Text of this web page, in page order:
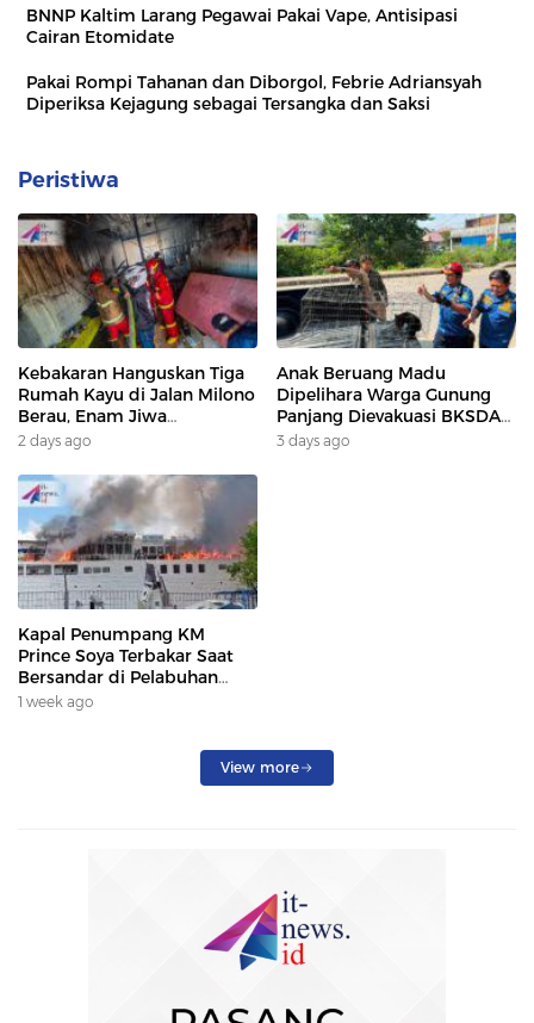
BNNP Kaltim Larang Pegawai Pakai Vape, Antisipasi
Cairan Etomidate
Pakai Rompi Tahanan dan Diborgol, Febrie Adriansyah
Diperiksa Kejagung sebagai Tersangka dan Saksi
Peristiwa
Kebakaran Hanguskan Tiga
Rumah Kayu di Jalan Milono
Berau, Enam Jiwa
Terdampak
2 days ago
Anak Beruang Madu
Dipelihara Warga Gunung
Panjang Dievakuasi BKSDA
Dan DAMKAR
3 days ago
Kapal Penumpang KM
Prince Soya Terbakar Saat
Bersandar di Pelabuhan
Samarinda, Keberangkatan
1 week ago
View more